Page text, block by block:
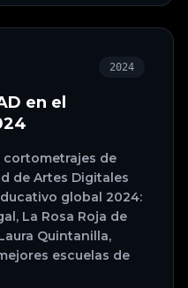
2024
en el
cortometrajes de
de Artes Digitales
global 2024:
La Rosa Roja de
Quintanilla,
escuelas de